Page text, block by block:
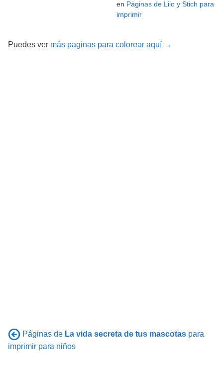
en Páginas de Lilo y Stich para
imprimir
Puedes ver más paginas para colorear aquí →
Páginas de La vida secreta de tus mascotas para
imprimir para niños